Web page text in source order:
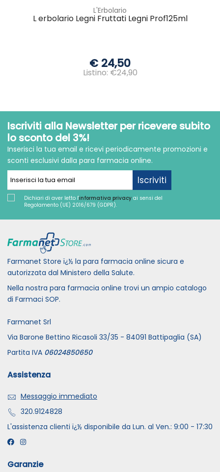
L'Erbolario
L erbolario Legni Fruttati Legni Prof125ml
€ 24,50
Listino: €24,90
Iscriviti alla Newsletter per ricevere subito
lo sconto del 3%!
Inserisci la tua email e ricevi periodicamente promozioni e
sconti esclusivi dalla para farmacia online.
Iscriviti
Dichiari di aver letto l'informativa privacy ai sensi del
Regolamento (UE) 2016/679 (GDPR).
Farmanet Store ï¿½ la para farmacia online sicura e
autorizzata dal Ministero della Salute.
Nella nostra para farmacia online trovi un ampio catalogo
di Farmaci SOP.
Farmanet Srl
Via Barone Bettino Ricasoli 33/35 - 84091 Battipaglia (SA)
Partita IVA 06024850650
Assistenza
Messaggio immediato
320.9124828
L'assistenza clienti ï¿½ disponibile da Lun. al Ven.: 9:00 - 17:30
Garanzie